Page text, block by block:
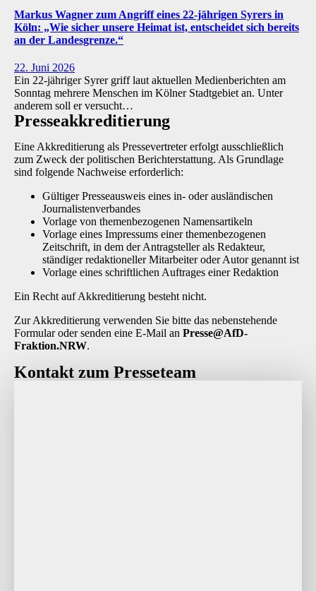
Markus Wagner zum Angriff eines 22-jährigen Syrers in
Köln: „Wie sicher unsere Heimat ist, entscheidet sich bereits
an der Landesgrenze.“
22. Juni 2026
Ein 22-jähriger Syrer griff laut aktuellen Medienberichten am
Sonntag mehrere Menschen im Kölner Stadtgebiet an. Unter
anderem soll er versucht…
Presse­akkreditierung
Eine Akkreditierung als Pressevertreter erfolgt ausschließlich
zum Zweck der politischen Berichterstattung. Als Grundlage
sind folgende Nachweise erforderlich:
Gültiger Presseausweis eines in- oder ausländischen
Journalistenverbandes
Vorlage von themenbezogenen Namensartikeln
Vorlage eines Impressums einer themenbezogenen
Zeitschrift, in dem der Antragsteller als Redakteur,
ständiger redaktioneller Mitarbeiter oder Autor genannt ist
Vorlage eines schriftlichen Auftrages einer Redaktion
Ein Recht auf Akkreditierung besteht nicht.
Zur Akkreditierung verwenden Sie bitte das nebenstehende
Formular oder senden eine E-Mail an Presse@AfD-
Fraktion.NRW.
Kontakt zum Presseteam